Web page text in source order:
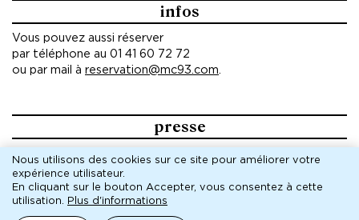
infos
Vous pouvez aussi réserver
par téléphone au 01 41 60 72 72
ou par mail à reservation@mc93.com
presse
Pour toute demande, veuillez contacter le service de
presse de la MC93 :
AGENCE SÉMAPHORE
RÉMI FORT ET LUCIE MARTIN
Nous utilisons des cookies sur ce site pour améliorer votre
expérience utilisateur.
En cliquant sur le bouton Accepter, vous consentez à cette
utilisation.
Plus d'informations